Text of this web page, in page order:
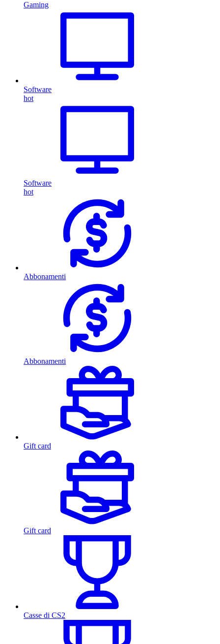
Gaming
Software
hot
Software
hot
Abbonamenti
Abbonamenti
Gift card
Gift card
Casse di CS2